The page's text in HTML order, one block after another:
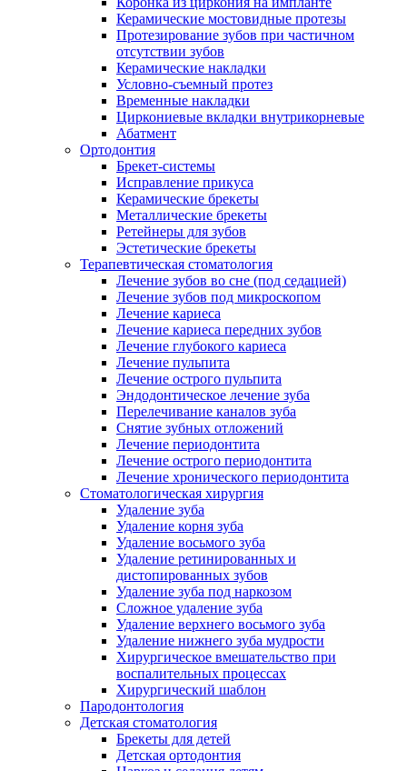
Керамические мостовидные протезы
Протезирование зубов при частичном
отсутствии зубов
Керамические накладки
Условно-съемный протез
Временные накладки
Циркониевые вкладки внутрикорневые
Абатмент
Ортодонтия
Брекет-системы
Исправление прикуса
Керамические брекеты
Металлические брекеты
Ретейнеры для зубов
Эстетические брекеты
Терапевтическая стоматология
Лечение зубов во сне (под седацией)
Лечение зубов под микроскопом
Лечение кариеса
Лечение кариеса передних зубов
Лечение глубокого кариеса
Лечение пульпита
Лечение острого пульпита
Эндодонтическое лечение зуба
Перелечивание каналов зуба
Снятие зубных отложений
Лечение периодонтита
Лечение острого периодонтита
Лечение хронического периодонтита
Стоматологическая хирургия
Удаление зуба
Удаление корня зуба
Удаление восьмого зуба
Удаление ретинированных и
дистопированных зубов
Удаление зуба под наркозом
Сложное удаление зуба
Удаление верхнего восьмого зуба
Удаление нижнего зуба мудрости
Хирургическое вмешательство при
воспалительных процессах
Хирургический шаблон
Пародонтология
Детская стоматология
Брекеты для детей
Детская ортодонтия